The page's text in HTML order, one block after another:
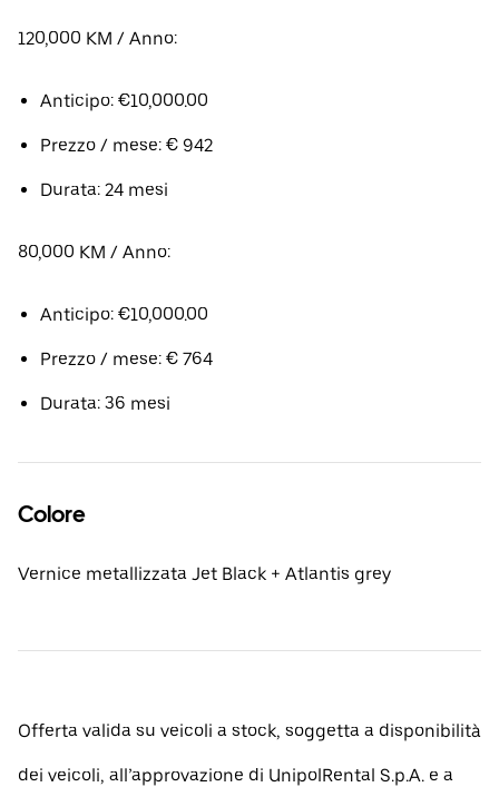
120,000 KM / Anno:
Anticipo: €10,000.00
Prezzo / mese: € 942
Durata: 24 mesi
80,000 KM / Anno:
Anticipo: €10,000.00
Prezzo / mese: € 764
Durata: 36 mesi
Colore
Vernice metallizzata Jet Black + Atlantis grey
Offerta valida su veicoli a stock, soggetta a disponibilità
dei veicoli, all’approvazione di UnipolRental S.p.A. e a